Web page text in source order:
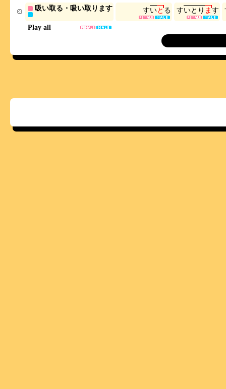
Play all
吸い取る・吸い取ります すいとる すいと り ます